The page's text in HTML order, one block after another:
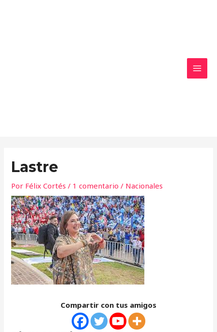
Lastre
Por Félix Cortés/ 1 comentario / Nacionales
Compartir con tus amigos